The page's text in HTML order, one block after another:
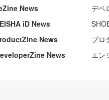
News
デベ
iD News
News
プロ
News
エン